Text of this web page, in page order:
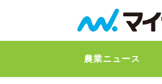
農業ニュース